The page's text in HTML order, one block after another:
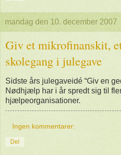
mandag den 10. december 2007
Giv et mikrofinanskit,
skolegang i julegave
Sidste års julegaveidé “Giv en
Nødhjælp har i år spredt sig til
hjælpeorganisationer.
Ingen kommentarer:
Del